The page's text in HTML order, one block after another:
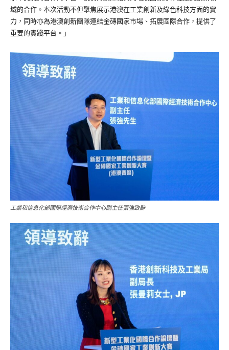
域的合作。本次活動不但聚焦展示港澳在工業創新及綠色科技方面的實
力，同時亦為港澳創新團隊連結金磚國家市場、拓展國際合作，提供了
重要的實踐平台。」
工業和信息化部國際經濟技術合作中心副主任張強致辭